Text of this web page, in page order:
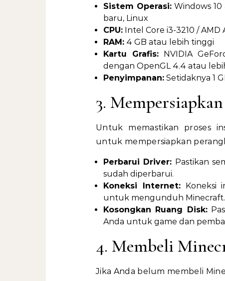
Sistem Operasi: Windows 10
baru, Linux
CPU: Intel Core i3-3210 / AMD
RAM: 4 GB atau lebih tinggi
Kartu Grafis:NVIDIA
dengan OpenGL 4.4 atau
Penyimpanan: Setidaknya 1
3.
Untuk memastikan proses
untuk mempersiapkan
Perbarui Driver: Pastikan
sudah diperbarui.
Koneksi Internet:Koneksi
untuk mengunduh Minecraft.
Kosongkan Ruang Disk:
Anda untuk game dan
4. Membeli
Jika Anda belum membeli